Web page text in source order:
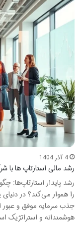
4 آذر 1404
رشد مالی استارتاپ ها با
رشد پایدار استارتاپ‌ها:
را هموار می‌کند؟ در دنیای
جذب سرمایه موفق و عبور
هوشمندانه و استراتژیک